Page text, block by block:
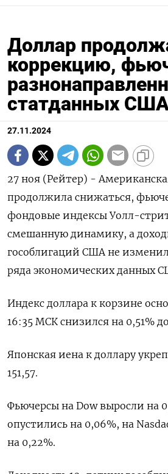
Доллар
коррекцию,
статданных
27.11.2024
27 ноя (Рейтер) -
продолжила снижаться,
фондовые индексы Уолл-
смешанную динамику, а
гособлигаций США не
ряда экономических данных
Индекс доллара к корзине
16:35 МСК снизился на 0,51%
Японская иена к доллару
151,57.
Фьючерсы на Dow выросли на
опустились на 0,06%, на
на 0,22%.